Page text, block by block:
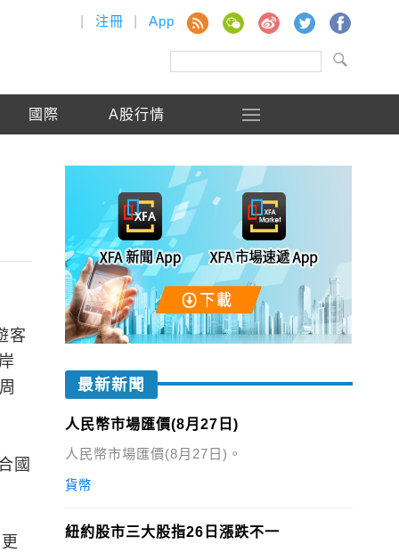
注冊 App
國際 A股行情
客
國
最新新聞
人民幣市場匯價(8月27日)
人民幣市場匯價(8月27日)。
貨幣
紐約股市三大股指26日漲跌不一